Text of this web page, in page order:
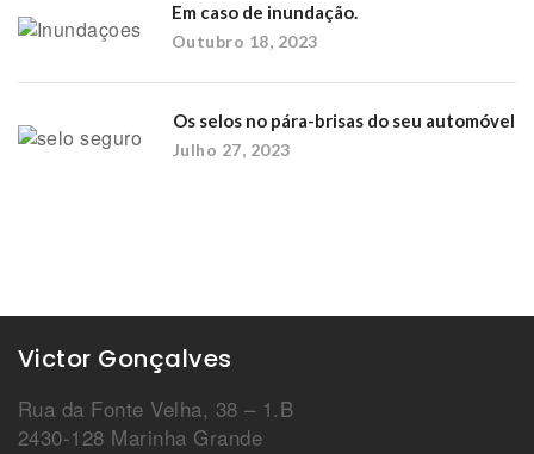
Em caso de inundação.
Outubro 18, 2023
Os selos no pára-brisas do seu automóvel
Julho 27, 2023
Victor Gonçalves
Rua da Fonte Velha, 38 – 1.B
2430-128 Marinha Grande